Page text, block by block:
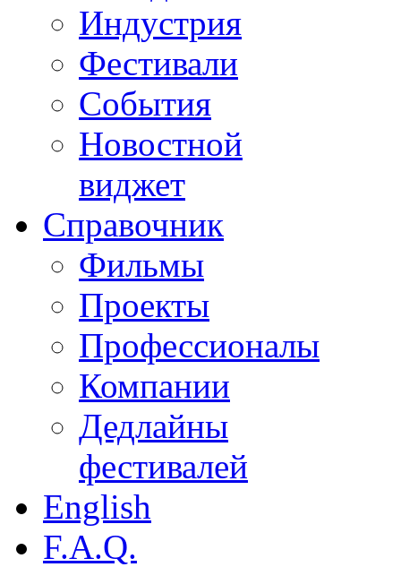
Индустрия
Фестивали
События
Новостной
виджет
Справочник
Фильмы
Проекты
Профессионалы
Компании
Дедлайны
фестивалей
English
F.A.Q.